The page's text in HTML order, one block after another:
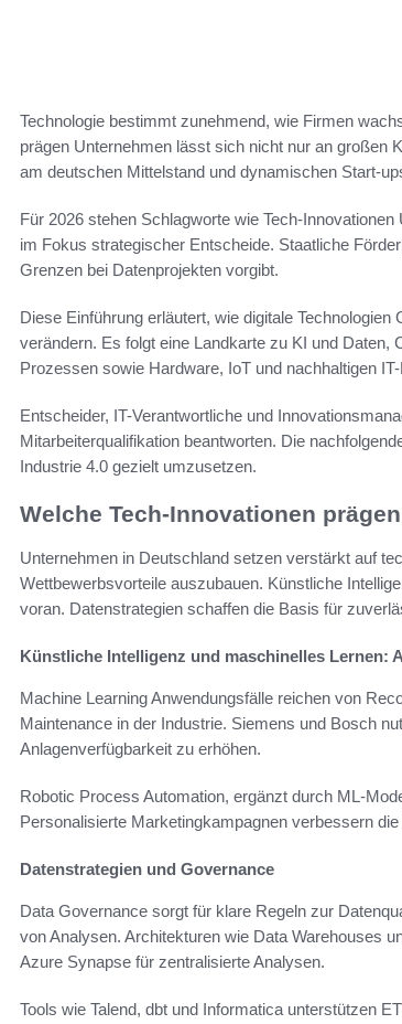
Technologie bestimmt zunehmend, wie Firmen
prägen Unternehmen lässt sich nicht nur an großen
am deutschen Mittelstand und dynamischen Start-
Für 2026 stehen Schlagworte wie Tech-
im Fokus strategischer Entscheide. Staatliche
Grenzen bei Datenprojekten vorgibt.
Diese Einführung erläutert, wie digitale
verändern. Es folgt eine Landkarte zu KI und Daten,
Prozessen sowie Hardware, IoT und nachhaltigen
Entscheider, IT-Verantwortliche und
Mitarbeiterqualifikation beantworten. Die
Industrie 4.0 gezielt umzusetzen.
Welche Tech-Innovationen
Unternehmen in Deutschland setzen verstärkt auf
Wettbewerbsvorteile auszubauen. Künstliche
voran. Datenstrategien schaffen die Basis für
Künstliche Intelligenz und maschinelles Lernen:
Machine Learning Anwendungsfälle reichen von
Maintenance in der Industrie. Siemens und Bosch
Anlagenverfügbarkeit zu erhöhen.
Robotic Process Automation, ergänzt durch ML-
Personalisierte Marketingkampagnen verbessern
Datenstrategien und Governance
Data Governance sorgt für klare Regeln zur
von Analysen. Architekturen wie Data Warehouses
Azure Synapse für zentralisierte Analysen.
Tools wie Talend, dbt und Informatica unterstützen